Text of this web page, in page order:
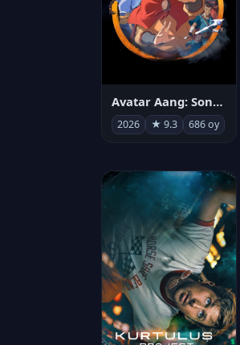
Avatar Aang: Son Havabükücü
2026 ★ 9.3 686 oy